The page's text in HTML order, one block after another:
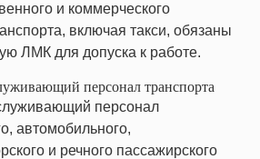
и коммерческого
включая такси, обязаны
ЛМК для допуска к работе.
персонал транспорта
персонал
автомобильного,
и речного пассажирского